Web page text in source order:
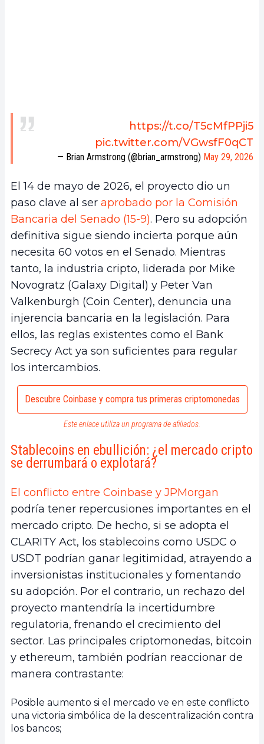
https://t.co/T5cMfPPji5
pic.twitter.com/VGwsfF0qCT
— Brian Armstrong (@brian_armstrong) May 29, 2026
El 14 de mayo de 2026, el proyecto dio un
paso clave al ser aprobado por la Comisión
Bancaria del Senado (15-9). Pero su adopción
definitiva sigue siendo incierta porque aún
necesita 60 votos en el Senado. Mientras
tanto, la industria cripto, liderada por Mike
Novogratz (Galaxy Digital) y Peter Van
Valkenburgh (Coin Center), denuncia una
injerencia bancaria en la legislación. Para
ellos, las reglas existentes como el Bank
Secrecy Act ya son suficientes para regular
los intercambios.
Descubre Coinbase y compra tus primeras criptomonedas
Este enlace utiliza un programa de afiliados.
Stablecoins en ebullición: ¿el mercado cripto
se derrumbará o explotará?
El conflicto entre Coinbase y JPMorgan
podría tener repercusiones importantes en el
mercado cripto. De hecho, si se adopta el
CLARITY Act, los stablecoins como USDC o
USDT podrían ganar legitimidad, atrayendo a
inversionistas institucionales y fomentando
su adopción. Por el contrario, un rechazo del
proyecto mantendría la incertidumbre
regulatoria, frenando el crecimiento del
sector. Las principales criptomonedas, bitcoin
y ethereum, también podrían reaccionar de
manera contrastante:
Posible aumento si el mercado ve en este conflicto
una victoria simbólica de la descentralización contra
los bancos;